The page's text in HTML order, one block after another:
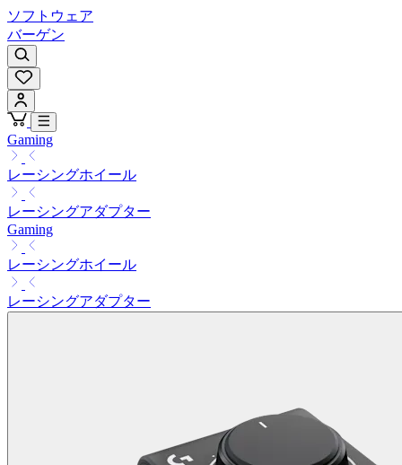
ソフトウェア
バーゲン
Gaming
レーシングホイール
レーシングアダプター
Gaming
レーシングホイール
レーシングアダプター